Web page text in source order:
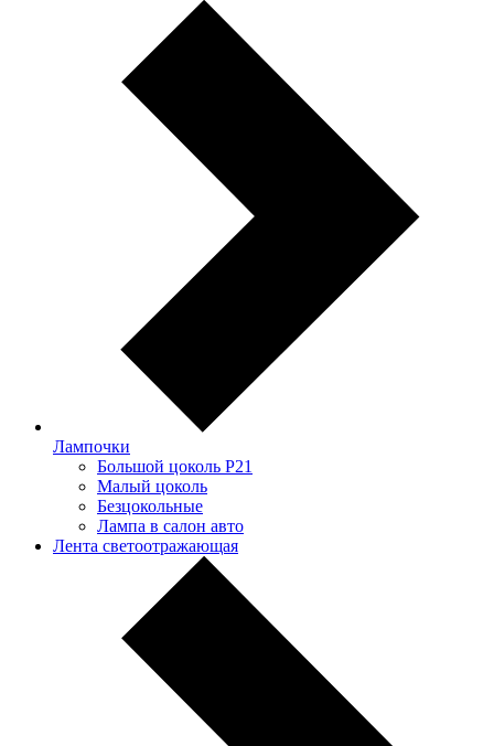
Лампочки
Большой цоколь P21
Малый цоколь
Безцокольные
Лампа в салон авто
Лента светоотражающая